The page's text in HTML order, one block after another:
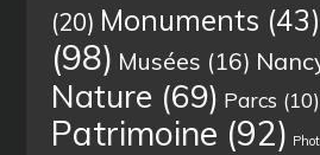
(20) Monuments (43)
(98) Musées (16)
Nature (69) Parcs (10)
Patrimoine (92)